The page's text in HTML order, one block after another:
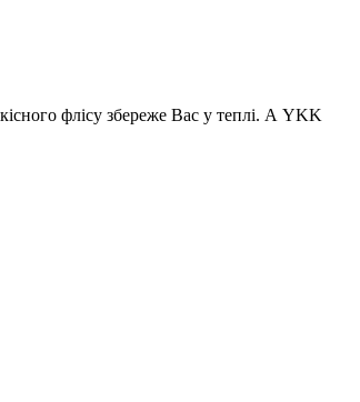
флісу збереже Вас у теплі. А YKK